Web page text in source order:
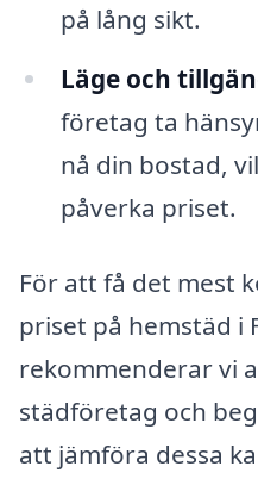
på lång sikt.
Läge och
företag ta
nå din bostad,
påverka priset.
För att få det mest
priset på hemstäd i
rekommenderar vi
städföretag och
att jämföra dessa